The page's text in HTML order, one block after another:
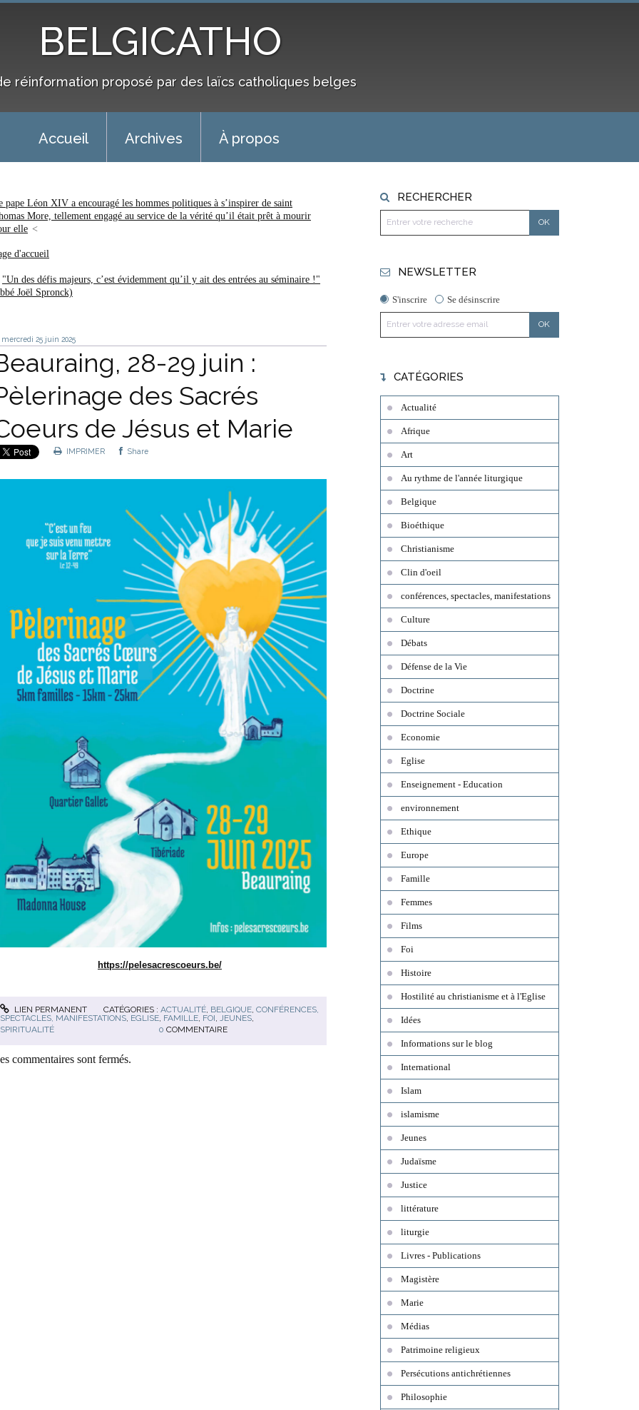
BELGICATHO
réinformation proposé par des laïcs catholiques belges
Accueil Archives À propos
pape Léon XIV a encouragé les hommes politiques à s’inspirer de saint
More, tellement engagé au service de la vérité qu’il était prêt à mourir
elle
d'accueil
"Un des défis majeurs, c’est évidemment qu’il y ait des entrées au séminaire !"
Joël Spronck)
mercredi 25 juin 2025
28-29 juin :
des Sacrés
de Jésus et Marie
IMPRIMER Share
https://pelesacrescoeurs.be/
LIEN PERMANENT CATÉGORIES :ACTUALITÉ, BELGIQUE,CONFÉRENCES,
SPECTACLES, MANIFESTATIONS, EGLISE, FAMILLE, FOI, JEUNES,
SPIRITUALITÉ
0 COMMENTAIRE
commentaires sont fermés.
RECHERCHER
NEWSLETTER
S'inscrire Se désinscrire
CATÉGORIES
Actualité
Afrique
Art
Au rythme de l'année liturgique
Belgique
Bioéthique
Christianisme
Clin d'oeil
conférences, spectacles, manifestations
Culture
Débats
Défense de la Vie
Doctrine
Doctrine Sociale
Economie
Eglise
Enseignement - Education
environnement
Ethique
Europe
Famille
Femmes
Films
Foi
Histoire
Hostilité au christianisme et à l'Eglise
Idées
Informations sur le blog
International
Islam
islamisme
Jeunes
Judaïsme
Justice
littérature
liturgie
Livres - Publications
Magistère
Marie
Médias
Patrimoine religieux
Persécutions antichrétiennes
Philosophie